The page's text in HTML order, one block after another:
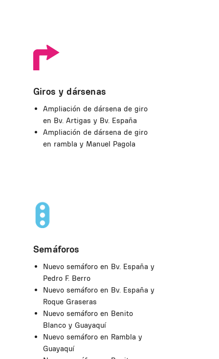
Giros y dársenas
Ampliación de dársena de giro
en Bv. Artigas y Bv. España
Ampliación de dársena de giro
en rambla y Manuel Pagola
Semáforos
Nuevo semáforo en Bv. España y
Pedro F. Berro
Nuevo semáforo en Bv. España y
Roque Graseras
Nuevo semáforo en Benito
Blanco y Guayaquí
Nuevo semáforo en Rambla y
Guayaquí